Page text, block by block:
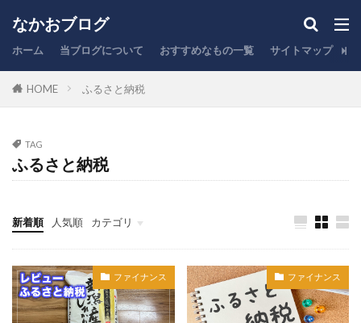
なかおブログ
ホーム 当ブログについて おすすめなもの一覧 サイトマップ
HOME ふるさと納税
TAG
ふるさと納税
新着順 人気順 カテゴリ
ファイナンス
ガジェット
投資
雑記
まとめ
ファイナンス ファイナンス
カテゴリー
キーボード
ポイント
レビュー
副業
商品紹介 在宅勤務
家計管理
引越し
心理学 投資信託
時短
株式投資
楽天 生活 税金
節税